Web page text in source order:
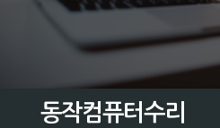
동작컴퓨터수리